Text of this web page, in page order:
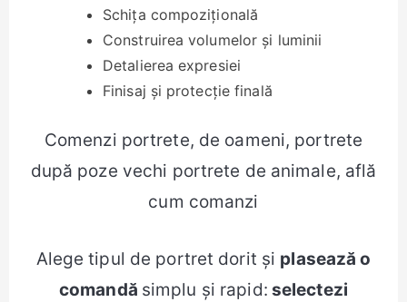
Schița compozițională
Construirea volumelor și luminii
Detalierea expresiei
Finisaj și protecție finală
Comenzi portrete, de oameni, portrete
după poze vechi portrete de animale, află
cum comanzi
Alege tipul de portret dorit și plasează o
comandă simplu și rapid: selectezi